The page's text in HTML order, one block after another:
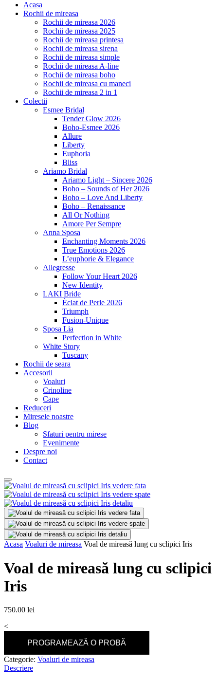
Acasa
Rochii de mireasa
Rochii de mireasa 2026
Rochii de mireasa 2025
Rochii de mireasa printesa
Rochii de mireasa sirena
Rochii de mireasa simple
Rochii de mireasa A-line
Rochii de mireasa boho
Rochii de mireasa cu maneci
Rochii de mireasa 2 in 1
Colectii
Esmee Bridal
Tender Glow 2026
Boho-Esmee 2026
Allure
Liberty
Euphoria
Bliss
Ariamo Bridal
Ariamo Light – Sincere 2026
Boho – Sounds of Her 2026
Boho – Love And Liberty
Boho – Renaissance
All Or Nothing
Amore Per Sempre
Anna Sposa
Enchanting Moments 2026
True Emotions 2026
L’euphorie & Elegance
Allegresse
Follow Your Heart 2026
New Identity
LAKI Bride
Èclat de Perle 2026
Triumph
Fusion-Unique
Sposa Lia
Perfection in White
White Story
Tuscany
Rochii de seara
Accesorii
Voaluri
Crinoline
Cape
Reduceri
Miresele noastre
Blog
Sfaturi pentru mirese
Evenimente
Despre noi
Contact
Acasa Voaluri de mireasa Voal de mireasă lung cu sclipici Iris
Voal de mireasă lung cu sclipici
Iris
750.00 lei
<
PROGRAMEAZĂ O PROBĂ
Categorie: Voaluri de mireasa
Descriere